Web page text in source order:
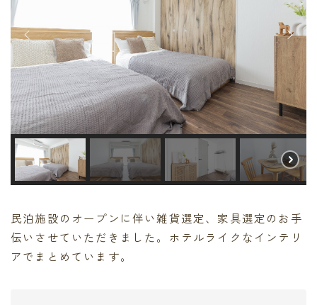
お問合せ
特定商取引法に基づく表記
民泊施設のオープンに伴い雑貨選定、家具選定のお手
伝いさせていただきました。ホテルライクなインテリ
アでまとめています。